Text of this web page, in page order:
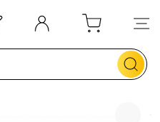
: 20€ offerts !
plus